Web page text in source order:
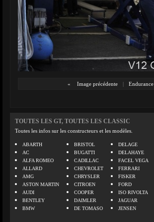
« Image précédente | Endurance
TOUTES LES GT, TOUTES LES CLASSIC
Toutes les infos sur les constructeurs et les modèles.
ABARTH
AC
ALFA ROMEO
ALLARD
AMG
ASTON MARTIN
AUDI
BENTLEY
BMW
BRISTOL
BUGATTI
CADILLAC
CHEVROLET
CHRYSLER
CITROEN
COOPER
DAIMLER
DE TOMASO
DELAGE
DELAHAYE
FACEL VEGA
FERRARI
FISKER
FORD
ISO RIVOLTA
JAGUAR
JENSEN